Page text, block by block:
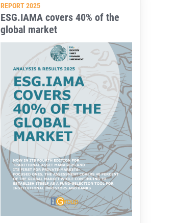
REPORT 2025
ESG.IAMA covers 40% of the
global market